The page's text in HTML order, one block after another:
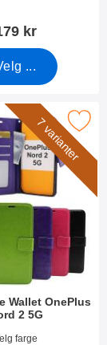
kr
...
som favoritt
7 varianter
Wallet OnePlus
2 5G
41707
farge
Wallet